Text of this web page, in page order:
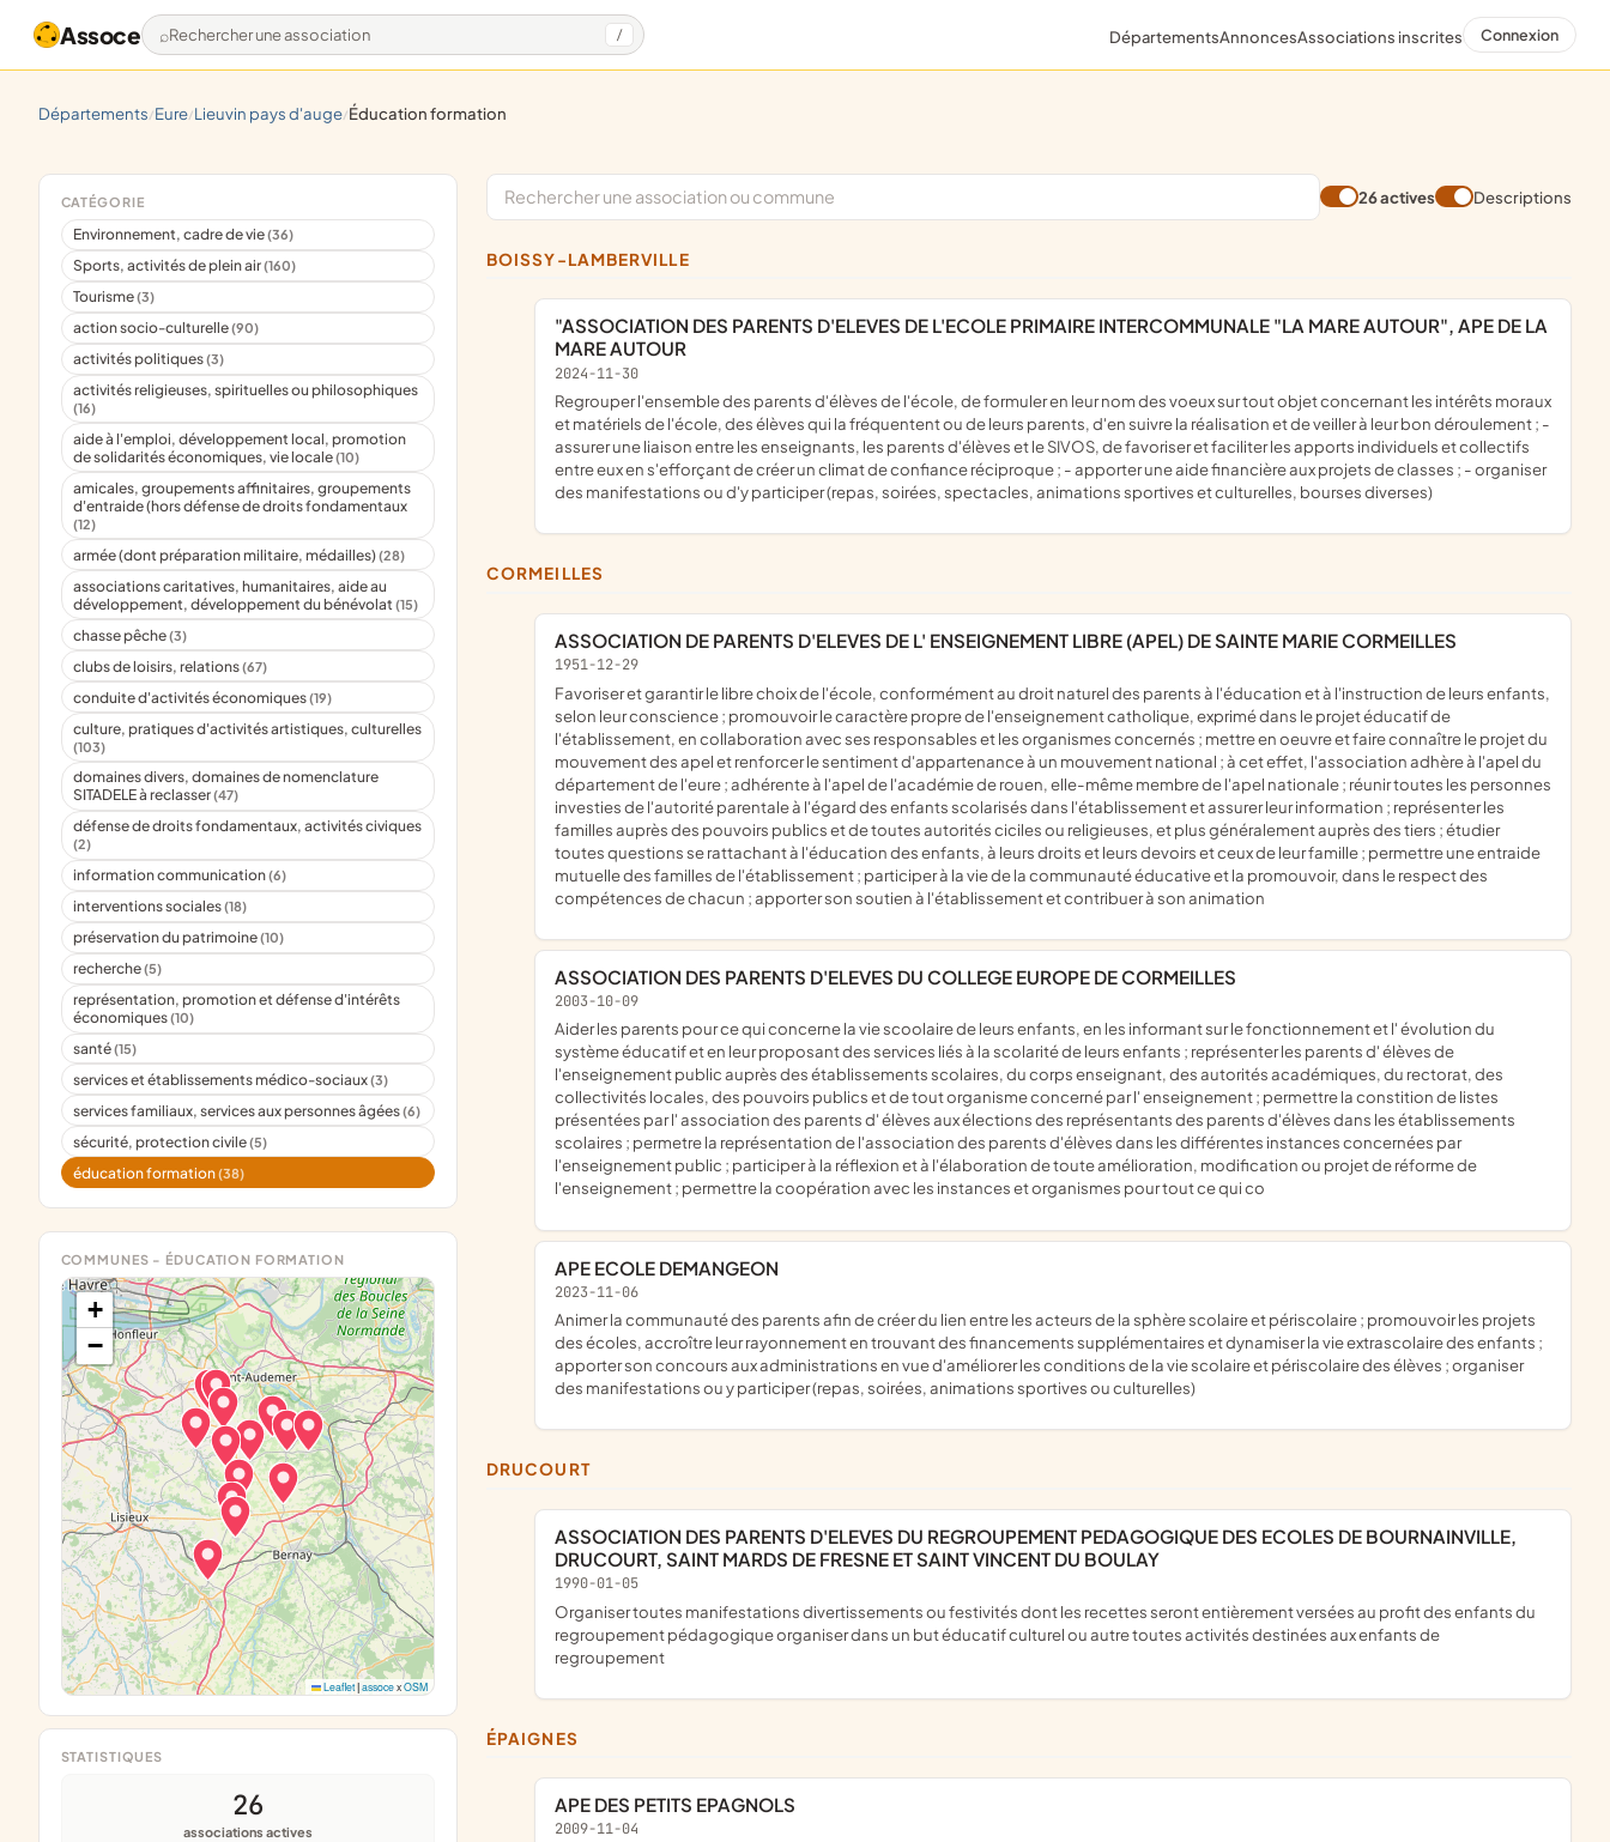
Assoce Rechercher une association / DépartementsAnnoncesAssociations inscrites Connexion
départements/ eure/ lieuvin pays d'auge/ éducation formation
CATÉGORIE
Environnement, cadre de vie(36)
Sports, activités de plein air(160)
Tourisme(3)
action socio-culturelle(90)
activités politiques(3)
activités religieuses, spirituelles ou philosophiques
(16)
aide à l'emploi, développement local, promotion
de solidarités économiques, vie locale(10)
amicales, groupements affinitaires, groupements
d'entraide (hors défense de droits fondamentaux
(12)
armée (dont préparation militaire, médailles)(28)
associations caritatives, humanitaires, aide au
développement, développement du bénévolat(15)
chasse pêche(3)
clubs de loisirs, relations(67)
conduite d'activités économiques(19)
culture, pratiques d'activités artistiques, culturelles
(103)
domaines divers, domaines de nomenclature
SITADELE à reclasser(47)
défense de droits fondamentaux, activités civiques
(2)
information communication(6)
interventions sociales(18)
préservation du patrimoine(10)
recherche(5)
représentation, promotion et défense d'intérêts
économiques(10)
santé(15)
services et établissements médico-sociaux(3)
services familiaux, services aux personnes âgées(6)
sécurité, protection civile(5)
éducation formation(38)
STATISTIQUES
26
associations actives
26 actives Descriptions
BOISSY-LAMBERVILLE
"ASSOCIATION DES PARENTS D'ELEVES DE L'ECOLE PRIMAIRE INTERCOMMUNALE "LA MARE AUTOUR", APE DE LA
MARE AUTOUR
2024-11-30
regrouper l'ensemble des parents d'élèves de l'école, de formuler en leur nom des voeux sur tout objet concernant les intérêts moraux
et matériels de l'école, des élèves qui la fréquentent ou de leurs parents, d'en suivre la réalisation et de veiller à leur bon déroulement ; -
assurer une liaison entre les enseignants, les parents d'élèves et le SIVOS, de favoriser et faciliter les apports individuels et collectifs
entre eux en s'efforçant de créer un climat de confiance réciproque ; - apporter une aide financière aux projets de classes ; - organiser
des manifestations ou d'y participer (repas, soirées, spectacles, animations sportives et culturelles, bourses diverses)
CORMEILLES
ASSOCIATION DE PARENTS D'ELEVES DE L' ENSEIGNEMENT LIBRE (APEL) DE SAINTE MARIE CORMEILLES
1951-12-29
favoriser et garantir le libre choix de l'école, conformément au droit naturel des parents à l'éducation et à l'instruction de leurs enfants,
selon leur conscience ; promouvoir le caractère propre de l'enseignement catholique, exprimé dans le projet éducatif de
l'établissement, en collaboration avec ses responsables et les organismes concernés ; mettre en oeuvre et faire connaître le projet du
mouvement des apel et renforcer le sentiment d'appartenance à un mouvement national ; à cet effet, l'association adhère à l'apel du
département de l'eure ; adhérente à l'apel de l'académie de rouen, elle-même membre de l'apel nationale ; réunir toutes les personnes
investies de l'autorité parentale à l'égard des enfants scolarisés dans l'établissement et assurer leur information ; représenter les
familles auprès des pouvoirs publics et de toutes autorités ciciles ou religieuses, et plus généralement auprès des tiers ; étudier
toutes questions se rattachant à l'éducation des enfants, à leurs droits et leurs devoirs et ceux de leur famille ; permettre une entraide
mutuelle des familles de l'établissement ; participer à la vie de la communauté éducative et la promouvoir, dans le respect des
compétences de chacun ; apporter son soutien à l'établissement et contribuer à son animation
ASSOCIATION DES PARENTS D'ELEVES DU COLLEGE EUROPE DE CORMEILLES
2003-10-09
aider les parents pour ce qui concerne la vie scoolaire de leurs enfants, en les informant sur le fonctionnement et l' évolution du
système éducatif et en leur proposant des services liés à la scolarité de leurs enfants ; représenter les parents d' élèves de
l'enseignement public auprès des établissements scolaires, du corps enseignant, des autorités académiques, du rectorat, des
collectivités locales, des pouvoirs publics et de tout organisme concerné par l' enseignement ; permettre la constition de listes
présentées par l' association des parents d' élèves aux élections des représentants des parents d'élèves dans les établissements
scolaires ; permetre la représentation de l'association des parents d'élèves dans les différentes instances concernées par
l'enseignement public ; participer à la réflexion et à l'élaboration de toute amélioration, modification ou projet de réforme de
l'enseignement ; permettre la coopération avec les instances et organismes pour tout ce qui co
APE ECOLE DEMANGEON
2023-11-06
animer la communauté des parents afin de créer du lien entre les acteurs de la sphère scolaire et périscolaire ; promouvoir les projets
des écoles, accroître leur rayonnement en trouvant des financements supplémentaires et dynamiser la vie extrascolaire des enfants ;
apporter son concours aux administrations en vue d'améliorer les conditions de la vie scolaire et périscolaire des élèves ; organiser
des manifestations ou y participer (repas, soirées, animations sportives ou culturelles)
DRUCOURT
ASSOCIATION DES PARENTS D'ELEVES DU REGROUPEMENT PEDAGOGIQUE DES ECOLES DE BOURNAINVILLE,
DRUCOURT, SAINT MARDS DE FRESNE ET SAINT VINCENT DU BOULAY
1990-01-05
organiser toutes manifestations divertissements ou festivités dont les recettes seront entièrement versées au profit des enfants du
regroupement pédagogique organiser dans un but éducatif culturel ou autre toutes activités destinées aux enfants de
regroupement
ÉPAIGNES
APE DES PETITS EPAGNOLS
2009-11-04
COMMUNES - ÉDUCATION FORMATION
+
−
Leaflet| assocexOSM